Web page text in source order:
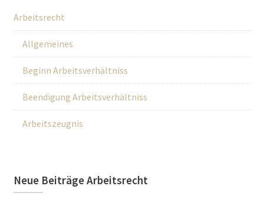
Arbeitsrecht
Allgemeines
Beginn Arbeitsverhältniss
Beendigung Arbeitsverhältniss
Arbeitszeugnis
Neue Beiträge Arbeitsrecht